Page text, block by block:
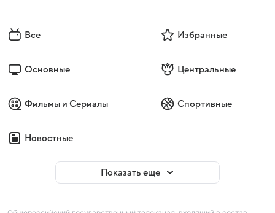
Все Избранные
Основные Центральные
Фильмы и Сериалы Спортивные
Новостные
Показать еще